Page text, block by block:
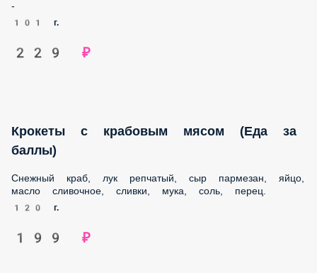
101 г.
229 ₽
Крокеты с крабовым мясом (Еда за
баллы)
Снежный краб, лук репчатый, сыр пармезан, яйцо, масло
сливочное, сливки, мука, соль, перец.
120 г.
199 ₽